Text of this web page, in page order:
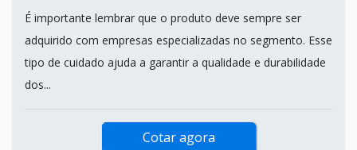
É importante lembrar que o produto deve sempre ser
adquirido com empresas especializadas no segmento. Esse
tipo de cuidado ajuda a garantir a qualidade e durabilidade
dos...
Cotar agora